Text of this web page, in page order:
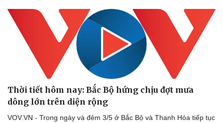
Thời tiết hôm nay: Bắc Bộ hứng chịu đợt mưa
dông lớn trên diện rộng
VOV.VN - Trong ngày và đêm 3/5 ở Bắc Bộ và Thanh Hóa tiếp tục